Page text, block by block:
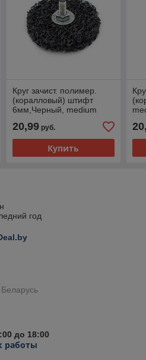
Круг зачист. полимер.
(коралловый) штифт
6мм,Черный, medium
grain (средний), 75х15мм
- 37-1-408
20,99руб.
Купить
год
до 18:00
работы